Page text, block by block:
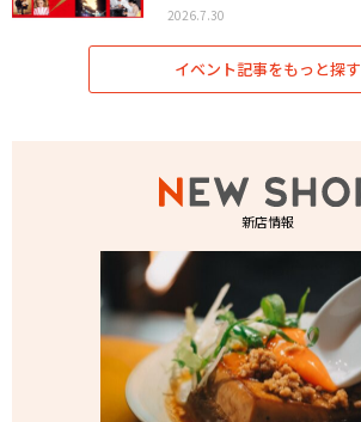
2026.7.30
イベント記事をもっと探す
新店情報